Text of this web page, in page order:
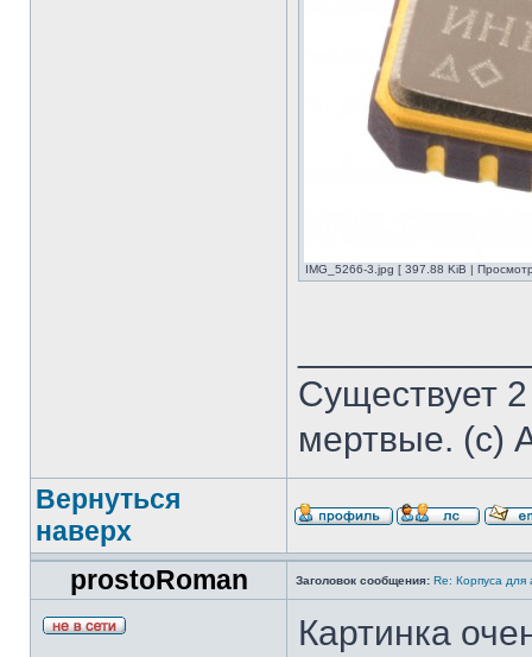
IMG_5266-3.jpg [ 397.88 KiB |
Существует
мертвые. (с)
Вернуться
наверх
prostoRoman
Заголовок сообщения: Re: Корпуса для
Картинка